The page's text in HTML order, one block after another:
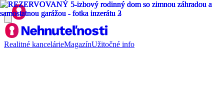
Realitné kancelárieMagazínUžitočné info